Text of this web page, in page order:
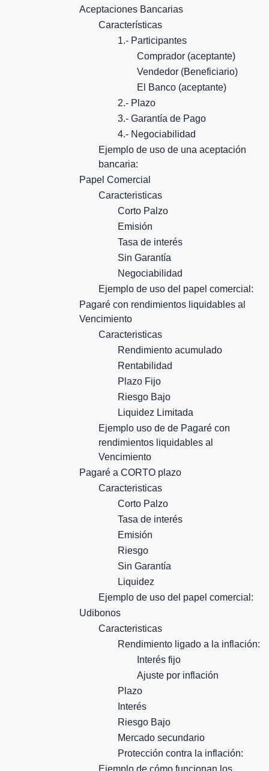
Aceptaciones Bancarias
Características
1.- Participantes
Comprador (aceptante)
Vendedor (Beneficiario)
El Banco (aceptante)
2.- Plazo
3.- Garantía de Pago
4.- Negociabilidad
Ejemplo de uso de una aceptación
bancaria:
Papel Comercial
Caracteristicas
Corto Palzo
Emisión
Tasa de interés
Sin Garantía
Negociabilidad
Ejemplo de uso del papel comercial:
Pagaré con rendimientos liquidables al
Vencimiento
Caracteristicas
Rendimiento acumulado
Rentabilidad
Plazo Fijo
Riesgo Bajo
Liquidez Limitada
Ejemplo uso de de Pagaré con
rendimientos liquidables al
Vencimiento
Pagaré a CORTO plazo
Caracteristicas
Corto Palzo
Tasa de interés
Emisión
Riesgo
Sin Garantía
Liquidez
Ejemplo de uso del papel comercial:
Udibonos
Caracteristicas
Rendimiento ligado a la inflación:
Interés fijo
Ajuste por inflación
Plazo
Interés
Riesgo Bajo
Mercado secundario
Protección contra la inflación: